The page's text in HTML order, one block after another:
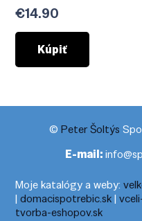
€14.90
Kúpiť
© Peter Šoltýs
E-mail:
Moje katalógy a weby:
|domacispotrebic.sk|
tvorba-eshopov.sk